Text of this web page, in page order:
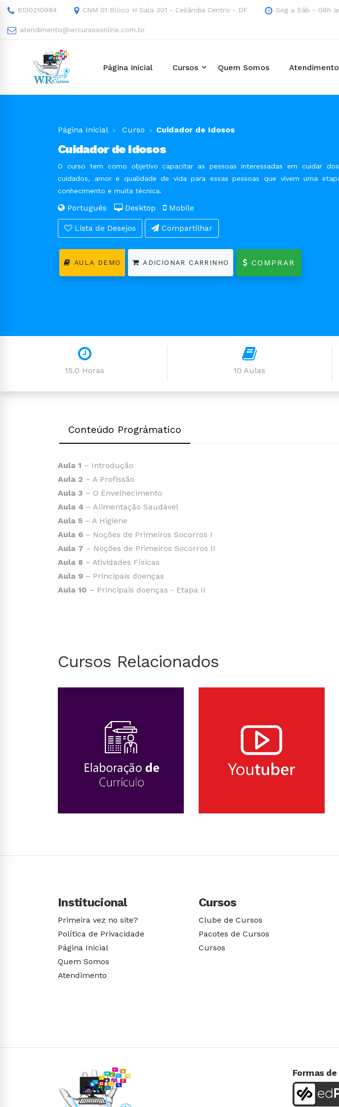
6130210994 CNM 01 Bloco H Sala 301 - Ceilândia Centro - DF Seg a Sáb - 08h
atendimento@wrcursosonline.com.br
Página Inicial Cursos Quem Somos Atendimento
Página Inicial Curso Cuidador de Idosos
Cuidador de Idosos
O curso tem como objetivo capacitar as pessoas interessadas em cuidar
cuidados, amor e qualidade de vida para essas pessoas que vivem uma
conhecimento e muita técnica.
Português Desktop Mobile
Lista de Desejos Compartilhar
AULA DEMO ADICIONAR CARRINHO COMPRAR
15.0 Horas 10 Aulas
Conteúdo Prográmatico
Aula 1 – Introdução
Aula 2 – A Profissão
Aula 3 – O Envelhecimento
Aula 4 – Alimentação Saudável
Aula 5 – A Higiene
Aula 6 – Noções de Primeiros Socorros I
Aula 7 – Noções de Primeiros Socorros II
Aula 8 – Atividades Físicas
Aula 9 – Principais doenças
Aula 10 – Principais doenças - Etapa II
Cursos Relacionados
Institucional
Primeira vez no site?
Política de Privacidade
Página Inicial
Quem Somos
Atendimento
Cursos
Clube de Cursos
Pacotes de Cursos
Cursos
Formas